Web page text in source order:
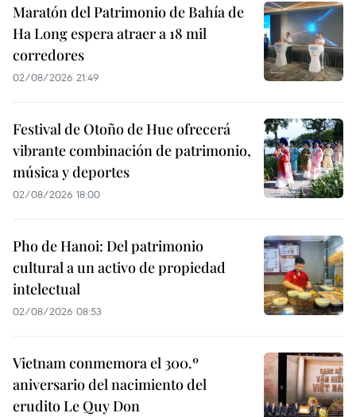
Maratón del Patrimonio de Bahía de
Ha Long espera atraer a 18 mil
corredores
02/08/2026 21:49
Festival de Otoño de Hue ofrecerá
vibrante combinación de patrimonio,
música y deportes
02/08/2026 18:00
Pho de Hanoi: Del patrimonio
cultural a un activo de propiedad
intelectual
02/08/2026 08:53
Vietnam conmemora el 300.º
aniversario del nacimiento del
erudito Le Quy Don